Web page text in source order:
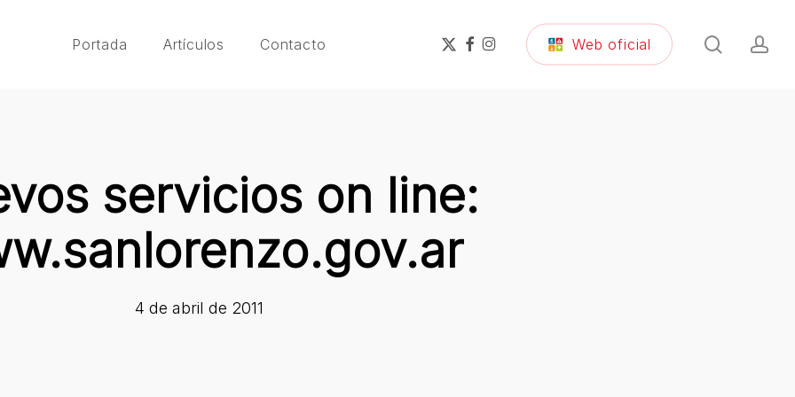
Portada Artículos Contacto
x-
twitter
facebook
instagram Web oficial search
servicios on line:
4 de abril de 2011